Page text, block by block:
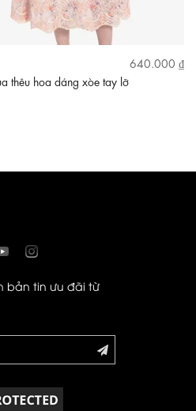
640.000 ₫
thêu hoa dáng xòe tay lỡ
bản tin ưu đãi từ